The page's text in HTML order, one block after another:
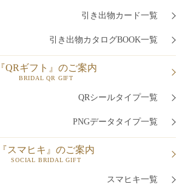
引き出物カード一覧
引き出物カタログBOOK一覧
『QRギフト』のご案内
BRIDAL QR GIFT
QRシールタイプ一覧
PNGデータタイプ一覧
『スマヒキ』のご案内
SOCIAL BRIDAL GIFT
スマヒキ一覧